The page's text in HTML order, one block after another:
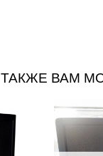
ТАКЖЕ ВАМ